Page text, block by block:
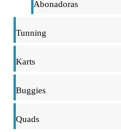
Abonadoras
Tunning
Karts
Buggies
Quads